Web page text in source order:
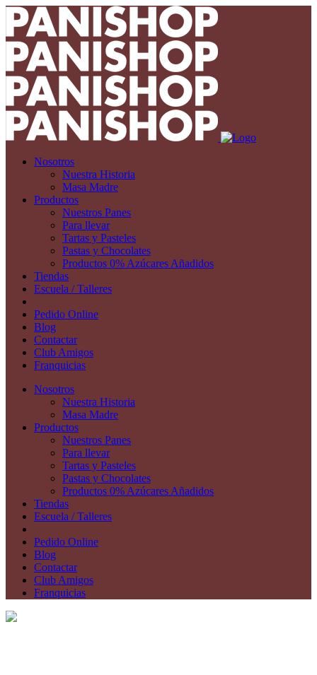
Nosotros
Nuestra Historia
Masa Madre
Productos
Nuestros Panes
Para llevar
Tartas y Pasteles
Pastas y Chocolates
Productos 0% Azúcares Añadidos
Tiendas
Escuela / Talleres
Pedido Online
Blog
Contactar
Club Amigos
Franquicias
Nosotros
Nuestra Historia
Masa Madre
Productos
Nuestros Panes
Para llevar
Tartas y Pasteles
Pastas y Chocolates
Productos 0% Azúcares Añadidos
Tiendas
Escuela / Talleres
Pedido Online
Blog
Contactar
Club Amigos
Franquicias